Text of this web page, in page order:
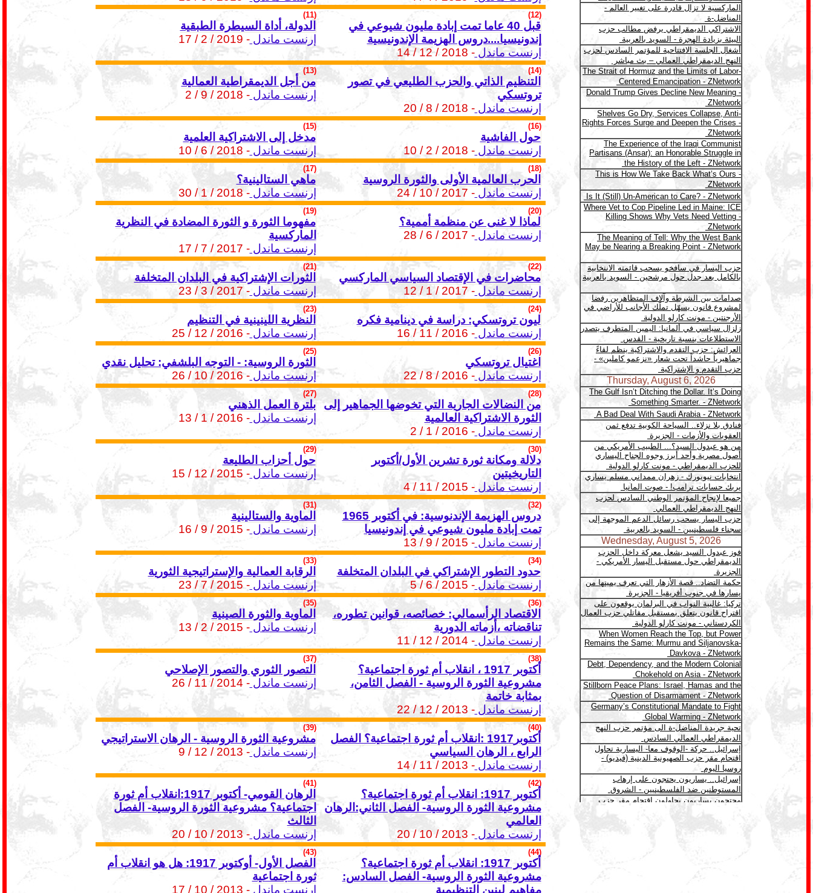
(11)
الدولة، أداة السيطرة الطبقية
إرنست ماندل- 2019 / 2 / 17
(12)
قبل 40 عاما تمت إبادة مليون شيوعي في
إندونيسيا....دروس الهزيمة الإندونيسية
إرنست ماندل- 2018 / 12 / 14
(13)
من أجل الديمقراطية العمالية
إرنست ماندل- 2018 / 9 / 2
(14)
التنظيم الذاتي والحزب الطليعي في تصور
تروتسكي
إرنست ماندل- 2018 / 8 / 20
(15)
مدخل إلى الاشتراكية العلمية
إرنست ماندل- 2018 / 6 / 10
(16)
حول الفاشية
إرنست ماندل- 2018 / 2 / 10
(17)
ماهي الستالينية؟
إرنست ماندل- 2018 / 1 / 30
(18)
الحرب العالمية الأولى والثورة الروسية
إرنست ماندل- 2017 / 10 / 24
(19)
مفهوما الثورة و الثورة المضادة في النظرية
الماركسية
إرنست ماندل- 2017 / 7 / 17
(20)
لماذا لا غنى عن منظمة أممية؟
إرنست ماندل- 2017 / 6 / 28
(21)
الثورات الإشتراكية في البلدان المتخلفة
إرنست ماندل- 2017 / 3 / 23
(22)
محاضرات في الإقتصاد السياسي الماركسي
إرنست ماندل- 2017 / 1 / 12
(23)
النظرية اللينينية في التنظيم
إرنست ماندل- 2016 / 12 / 25
(24)
ليون تروتسكي: دراسة في دينامية فكره
إرنست ماندل- 2016 / 11 / 16
(25)
الثورة الروسية: - التوجه البلشفي: تحليل نقدي
إرنست ماندل- 2016 / 10 / 26
(26)
اغتيال تروتسكي
إرنست ماندل- 2016 / 8 / 22
(27)
بلترة العمل الذهني
إرنست ماندل- 2016 / 1 / 13
(28)
من النضالات الجارية التي تخوضها الجماهير إلى
الثورة الاشتراكية العالمية
إرنست ماندل- 2016 / 1 / 2
(29)
حول أحزاب الطليعة
إرنست ماندل- 2015 / 12 / 15
(30)
دلالة ومكانة ثورة تشرين الأول/أكتوبر
التاريخيتين
إرنست ماندل- 2015 / 11 / 4
(31)
الماوية والستالينية
إرنست ماندل- 2015 / 9 / 16
(32)
دروس الهزيمة الإندنوسية: في أكتوبر 1965
تمت إبادة مليون شيوعي في إندونيسيا
إرنست ماندل- 2015 / 9 / 13
(33)
الرقابة العمالية والإستراتيجية الثورية
إرنست ماندل- 2015 / 7 / 23
(34)
حدود التطور الإشتراكي في البلدان المتخلفة
إرنست ماندل- 2015 / 6 / 5
(35)
الماوية والثورة الصينية
إرنست ماندل- 2015 / 2 / 13
(36)
الاقتصاد الرأسمالي: خصائصه، قوانين تطوره،
تناقضاته ،أزماته الدورية
إرنست ماندل- 2014 / 12 / 11
(37)
التصور الثوري والتصور الإصلاحي
إرنست ماندل- 2014 / 11 / 26
(38)
أكتوبر 1917 ، انقلاب أم ثورة اجتماعية؟
مشروعية الثورة الروسية - الفصل الثامن،
بمثابة خاتمة
إرنست ماندل- 2013 / 12 / 22
(39)
مشروعية الثورة الروسية - الرهان الاستراتيجي
إرنست ماندل- 2013 / 12 / 9
(40)
أكتوبر1917 :انقلاب أم ثورة اجتماعية؟ الفصل
الرابع ، الرهان السياسي
إرنست ماندل- 2013 / 11 / 14
(41)
الرهان القومي- أكتوبر 1917:انقلاب أم ثورة
اجتماعية؟ مشروعية الثورة الروسية- الفصل
الثالث
إرنست ماندل- 2013 / 10 / 20
(42)
أكتوبر 1917: انقلاب أم ثورة اجتماعية؟
مشروعية الثورة الروسية- الفصل الثاني:الرهان
العالمي
إرنست ماندل- 2013 / 10 / 20
(43)
الفصل الأول- أوكتوبر 1917: هل هو انقلاب أم
ثورة اجتماعية
إرنست ماندل- 2013 / 10 / 17
(44)
أكتوبر 1917: انقلاب أم ثورة اجتماعية؟
مشروعية الثورة الروسية- الفصل السادس:
مفاهيم لينين التنظيمية